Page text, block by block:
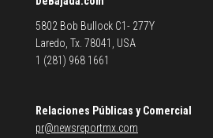
5802 Bob Bullock C1- 277Y
Laredo, Tx. 78041, USA
1 (281) 968 1661
Relaciones Públicas y Comercial
pr@newsreportmx.com